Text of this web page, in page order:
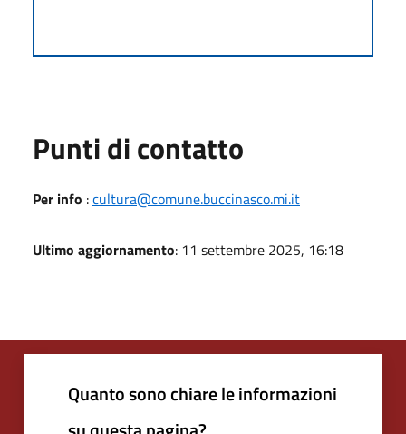
Punti di contatto
Per info :cultura@comune.buccinasco.mi.it
Ultimo aggiornamento: 11 settembre 2025, 16:18
Quanto sono chiare le informazioni